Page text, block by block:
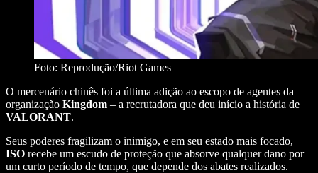
Foto: Reprodução/Riot Games
O mercenário chinês foi a última adição ao escopo de agentes da
organização Kingdom – a recrutadora que deu início a história de
VALORANT.
Seus poderes fragilizam o inimigo, e em seu estado mais focado,
ISO recebe um escudo de proteção que absorve qualquer dano por
um curto período de tempo, que depende dos abates realizados.